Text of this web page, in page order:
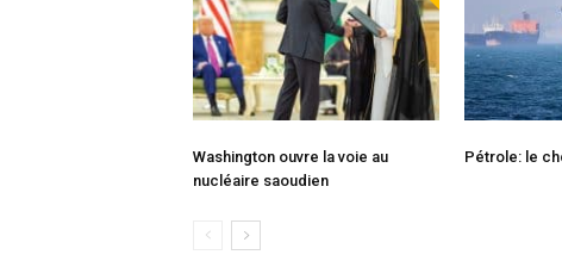
Washington ouvre la voie au
nucléaire saoudien
Pétrole: le